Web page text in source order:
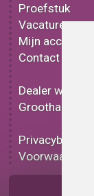
Proefstuk
Vacatures
Mijn account
Contact
Dealer worden
Groothandel
Privacybeleid
Voorwaarden